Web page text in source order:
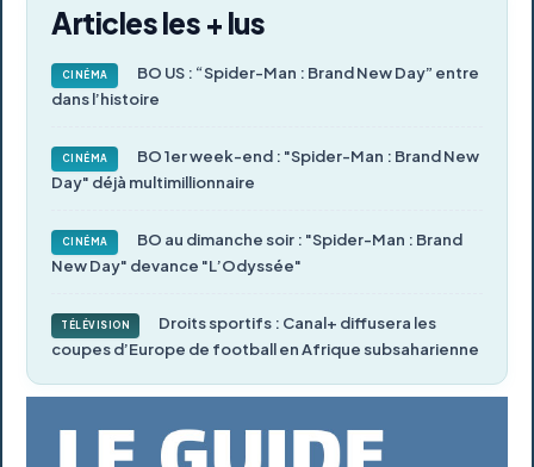
Articles les + lus
CINÉMA
BO US : “Spider-Man : Brand New Day” entre
dans l’histoire
CINÉMA
BO 1er week-end : "Spider-Man : Brand New
Day" déjà multimillionnaire
CINÉMA
BO au dimanche soir : "Spider-Man : Brand
New Day" devance "L’Odyssée"
TÉLÉVISION
Droits sportifs : Canal+ diffusera les
coupes d’Europe de football en Afrique subsaharienne